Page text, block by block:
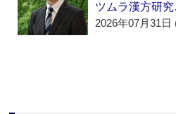
ツムラ漢方研
2026年07月31日